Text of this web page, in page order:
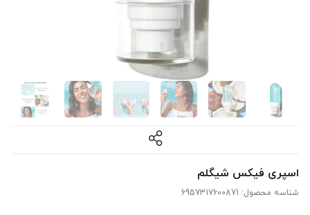
اسپری فیکس شیگلم
شناسه محصول: 6957317600871